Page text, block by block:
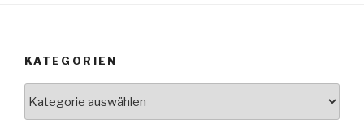
KATEGORIEN